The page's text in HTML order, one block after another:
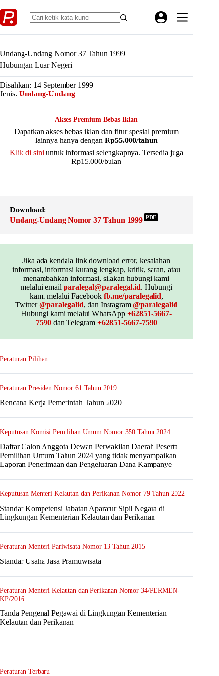
to
content
Undang-Undang Nomor 37 Tahun 1999
Hubungan Luar Negeri
Disahkan: 14 September 1999
Jenis: Undang-Undang
Akses Premium Bebas Iklan
Dapatkan akses bebas iklan dan fitur spesial premium
lainnya hanya dengan Rp55.000/tahun
Klik di sini untuk informasi selengkapnya. Tersedia juga
Rp15.000/bulan
Download:
Undang-Undang Nomor 37 Tahun 1999 PDF
Jika ada kendala link download error, kesalahan
informasi, informasi kurang lengkap, kritik, saran, atau
menambahkan informasi, silakan hubungi kami
melalui emailparalegal@paralegal.id. Hubungi
kami melalui Facebook fb.me/paralegalid,
Twitter@paralegalid, dan Instagram@paralegalid
Hubungi kami melalui WhatsApp+62851-5667-
7590dan Telegram +62851-5667-7590
Peraturan Pilihan
Peraturan Presiden Nomor 61 Tahun 2019
Rencana Kerja Pemerintah Tahun 2020
Keputusan Komisi Pemilihan Umum Nomor 350 Tahun 2024
Daftar Calon Anggota Dewan Perwakilan Daerah Peserta
Pemilihan Umum Tahun 2024 yang tidak menyampaikan
Laporan Penerimaan dan Pengeluaran Dana Kampanye
Keputusan Menteri Kelautan dan Perikanan Nomor 79 Tahun 2022
Standar Kompetensi Jabatan Aparatur Sipil Negara di
Lingkungan Kementerian Kelautan dan Perikanan
Peraturan Menteri Pariwisata Nomor 13 Tahun 2015
Standar Usaha Jasa Pramuwisata
Peraturan Menteri Kelautan dan Perikanan Nomor 34/PERMEN-
KP/2016
Tanda Pengenal Pegawai di Lingkungan Kementerian
Kelautan dan Perikanan
Peraturan Terbaru